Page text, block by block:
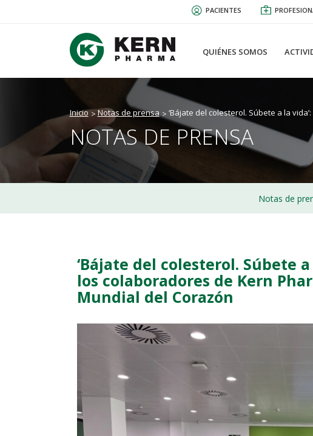
PACIENTES
QUIÉNES SOMOS
Inicio Notas de prensa ‘Bájate del colesterol. Súbete a la
NOTAS DE PRENSA
Notas de
‘Bájate del colesterol. Súbete
los colaboradores de Kern
Mundial del Corazón